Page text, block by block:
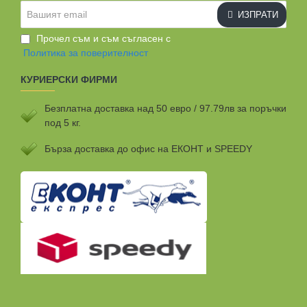
email
ИЗПРАТИ
Прочел съм и съм съгласен с
Политика за поверителност
КУРИЕРСКИ ФИРМИ
Безплатна доставка над 50 евро / 97.79лв за поръчки
под 5 кг.
Бързa доставка до офис на ЕКОНТ и SPEEDY